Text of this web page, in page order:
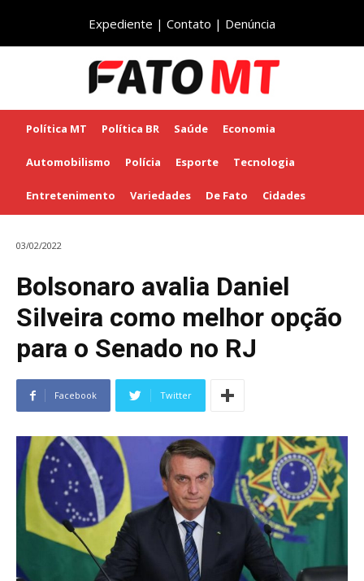
Expediente | Contato | Denúncia
Política MT Política BR Saúde Economia
Automobilismo Polícia Esporte Tecnologia
Entretenimento Variedades De Fato Cidades
03/02/2022
Bolsonaro avalia Daniel
Silveira como melhor opção
para o Senado no RJ
Facebook Twitter